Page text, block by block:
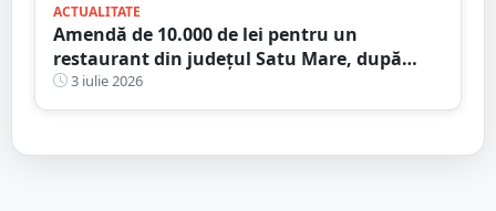
ACTUALITATE
Amendă de 10.000 de lei pentru un
restaurant din județul Satu Mare, după
verificările DSVSA
3 iulie 2026